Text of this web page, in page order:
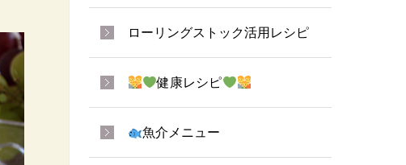
ローリングストック活用レシピ
健康レシピ
魚介メニュー